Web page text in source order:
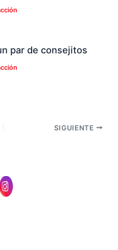
par de consejitos
SIGUIENTE